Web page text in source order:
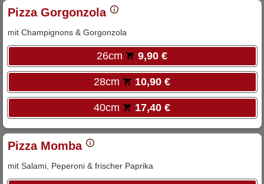
Pizza Gorgonzola
mit Champignons & Gorgonzola
26cm 9,90 €
28cm 10,90 €
40cm 17,40 €
Pizza Momba
mit Salami, Peperoni & frischer Paprika